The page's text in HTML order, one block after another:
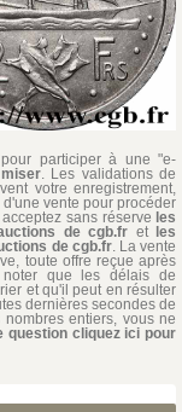
participer à une "e-
. Les validations de
votre enregistrement,
vente pour procéder
sans réserve les
de cgb.fr et les
de cgb.fr. La vente
toute offre reçue après
que les délais de
et qu'il peut en résulter
dernières secondes de
entiers, vous ne
question cliquez ici pour